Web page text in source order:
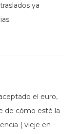
ya
el euro,
de cómo esté la
( vieje en